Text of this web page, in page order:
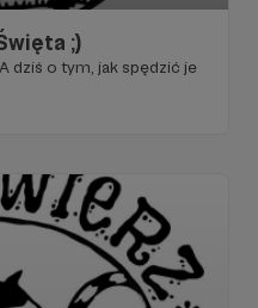
;)
dziś o tym, jak spędzić je